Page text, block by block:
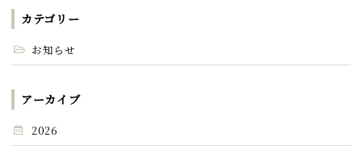
カテゴリー
お知らせ
アーカイブ
2026